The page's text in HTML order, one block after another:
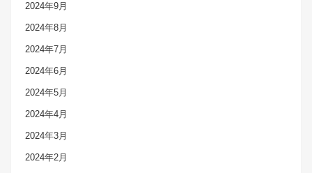
2024年9月
2024年8月
2024年7月
2024年6月
2024年5月
2024年4月
2024年3月
2024年2月